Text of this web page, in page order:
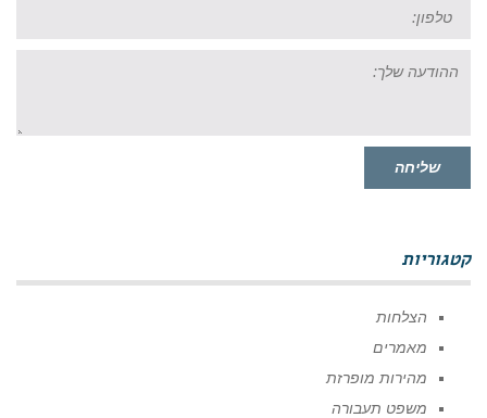
שלך:
שליחה
קטגוריות
הצלחות
מאמרים
מהירות מופרזת
משפט תעבורה